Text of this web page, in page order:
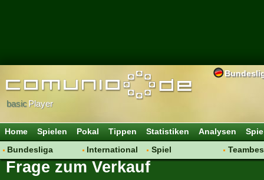
basicPlayer
Home Spielen Pokal Tippen Statistiken Analysen
Bundesliga
Hot News
International
Vereine
Spiel
Frage zum Verkauf